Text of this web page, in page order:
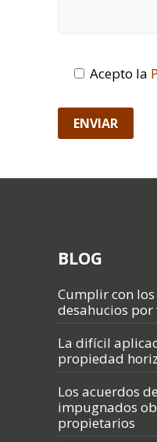
Acepto la
BLOG
Cumplir con los
desahucios
La difícil
propiedad
Los acuerdos
impugnados
propietarios